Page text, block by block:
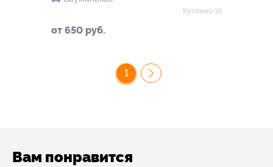
от 650 руб.
Куплено 18
1
Вам понравится